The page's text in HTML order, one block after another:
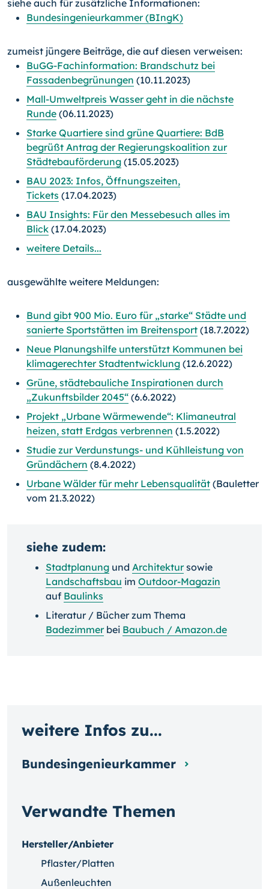
siehe auch für zusätzliche Informationen:
Bundesingenieurkammer (BIngK)
zumeist jüngere Beiträge, die auf diesen verweisen:
BuGG-Fachinformation: Brandschutz bei
Fassadenbegrünungen (10.11.2023)
Mall-Umweltpreis Wasser geht in die nächste
Runde (06.11.2023)
Starke Quartiere sind grüne Quartiere: BdB
begrüßt Antrag der Regierungskoalition zur
Städtebauförderung (15.05.2023)
BAU 2023: Infos, Öffnungszeiten,
Tickets (17.04.2023)
BAU Insights: Für den Messebesuch alles im
Blick (17.04.2023)
weitere Details...
ausgewählte weitere Meldungen:
Bund gibt 900 Mio. Euro für „starke“ Städte und
sanierte Sportstätten im Breitensport (18.7.2022)
Neue Planungshilfe unterstützt Kommunen bei
klimagerechter Stadtentwicklung (12.6.2022)
Grüne, städtebauliche Inspirationen durch
„Zukunftsbilder 2045“ (6.6.2022)
Projekt „Urbane Wärmewende“: Klimaneutral
heizen, statt Erdgas verbrennen (1.5.2022)
Studie zur Verdunstungs- und Kühlleistung von
Gründächern (8.4.2022)
Urbane Wälder für mehr Lebensqualität (Bauletter
vom 21.3.2022)
siehe zudem:
Stadtplanung und Architektursowie
Landschaftsbau im Outdoor-Magazin
auf Baulinks
Literatur / Bücher zum Thema
Badezimmerbei Baubuch / Amazon.de
Verwandte Themen
Hersteller/Anbieter
Pflaster/Platten
Außenleuchten
weitere Infos zu...
Bundesingenieurkammer